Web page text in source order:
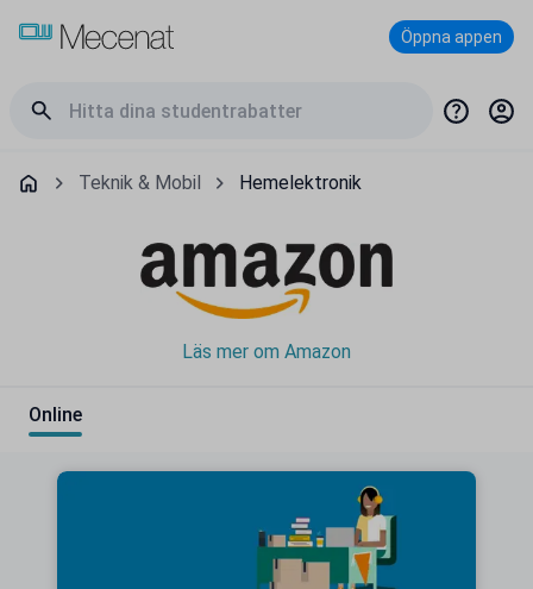
Öppna appen
Teknik & Mobil Hemelektronik
Läs mer om Amazon
Online